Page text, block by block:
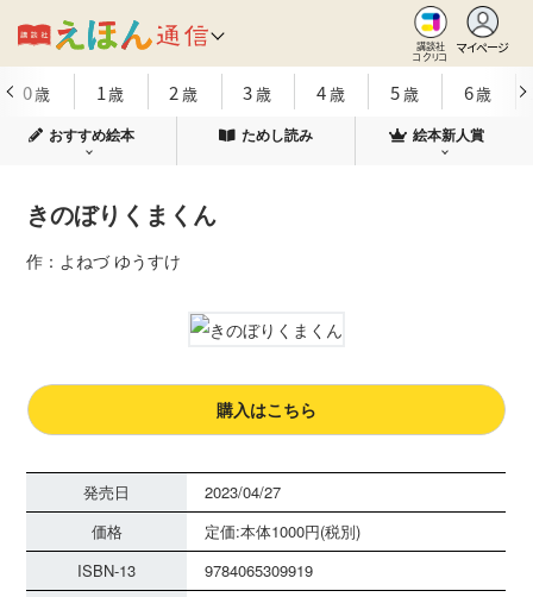
講談社
コクリコ
マイページ
0歳 1歳 2 歳 3歳 4歳 5歳 6歳
おすすめ絵本 ためし読み 絵本新人賞
きのぼりくまくん
作：よねづ ゆうすけ
購入はこちら
発売日
2023/04/27
価格
定価:本体1000円(税別)
ISBN-13
9784065309919